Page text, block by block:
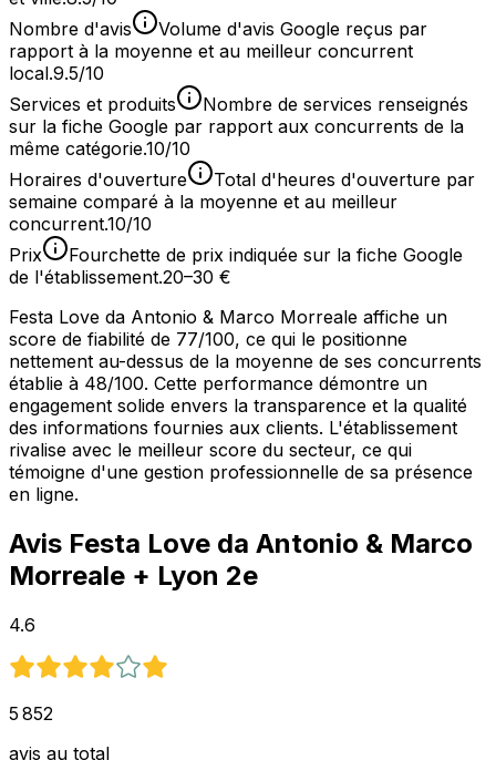
Nombre d'avis
Volume d'avis Google reçus par
rapport à la moyenne et au meilleur concurrent
local.9.5/10
Services et produits
Nombre de services renseignés
sur la fiche Google par rapport aux concurrents de la
même catégorie.10/10
Horaires d'ouverture
Total d'heures d'ouverture par
semaine comparé à la moyenne et au meilleur
concurrent.10/10
Prix
Fourchette de prix indiquée sur la fiche Google
de l'établissement.20–30 €
Festa Love da Antonio & Marco Morreale affiche un
score de fiabilité de 77/100, ce qui le positionne
nettement au-dessus de la moyenne de ses concurrents
établie à 48/100. Cette performance démontre un
engagement solide envers la transparence et la qualité
des informations fournies aux clients. L'établissement
rivalise avec le meilleur score du secteur, ce qui
témoigne d'une gestion professionnelle de sa présence
en ligne.
Avis Festa Love da Antonio & Marco
Morreale + Lyon 2e
4.6
5 852
avis au total